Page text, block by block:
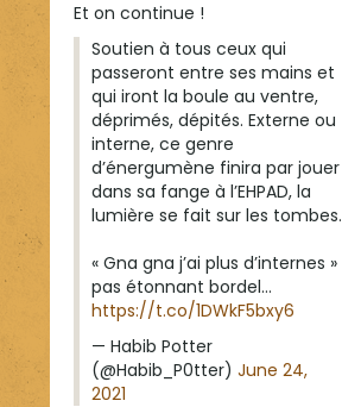
Et on continue !
Soutien à tous ceux qui
passeront entre ses mains et
qui iront la boule au ventre,
déprimés, dépités. Externe ou
interne, ce genre
d’énergumène finira par jouer
dans sa fange à l’EHPAD, la
lumière se fait sur les tombes.
« Gna gna j’ai plus d’internes »
pas étonnant bordel…
https://t.co/1DWkF5bxy6
— Habib Potter
(@Habib_P0tter) June 24,
2021